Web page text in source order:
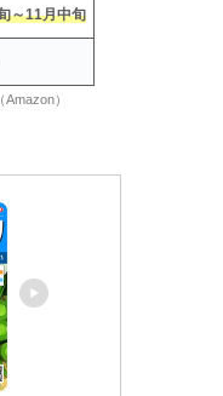
～11月中旬
）